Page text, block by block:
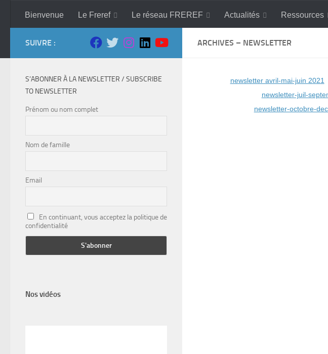
Skip to content
Bienvenue Le Freref Le réseau FREREF Actualités Ressources
ARCHIVES – NEWSLETTER
newsletter avril-mai-juin 2021
newsletter-juil-
newsletter-octobre-
SUIVRE :
S’ABONNER À LA NEWSLETTER / SUBSCRIBE
TO NEWSLETTER
Prénom ou nom complet
Nom de famille
Email
En continuant, vous acceptez la politique de
confidentialité
Nos vidéos